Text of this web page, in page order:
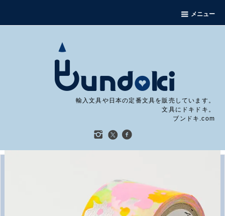
メニュー
輸入文具や日本の定番文具を販売しています。
文具にドキドキ。
ブンドキ.com